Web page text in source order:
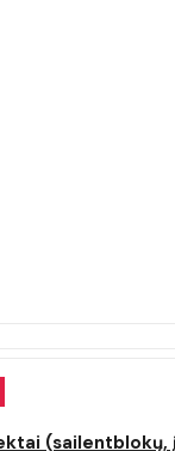
(sailentblokų,